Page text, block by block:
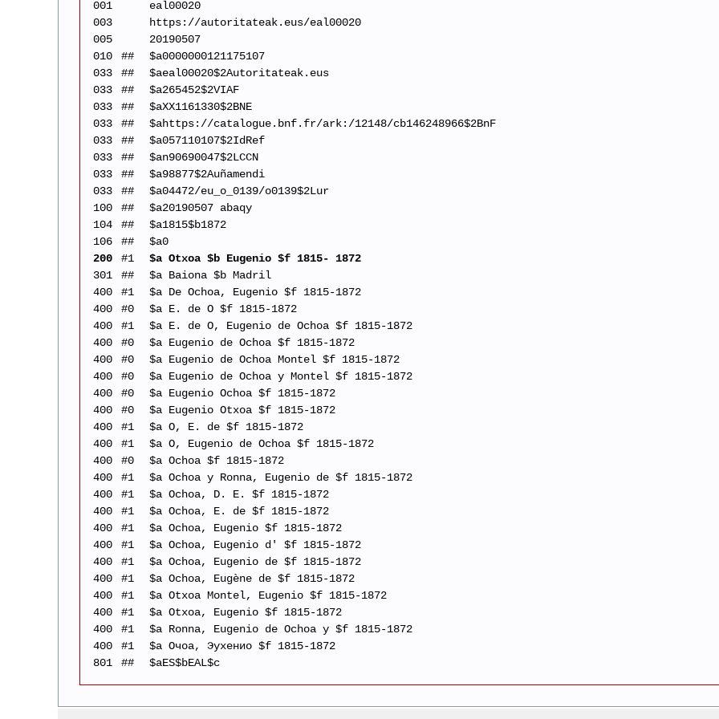
001
eal00020
003
https://autoritateak.eus/eal00020
005
20190507
010
##
$a0000000121175107
033
##
$aeal00020$2Autoritateak.eus
033
##
$a265452$2VIAF
033
##
$aXX1161330$2BNE
033
##
$ahttps://catalogue.bnf.fr/ark:/12148/cb146248966$2BnF
033
##
$a057110107$2IdRef
033
##
$an90690047$2LCCN
033
##
$a98877$2Auñamendi
033
##
$a04472/eu_o_0139/o0139$2Lur
100
##
$a20190507 abaqy
104
##
$a1815$b1872
106
##
$a0
200
#1
$a Otxoa $b Eugenio $f 1815- 1872
301
##
$a Baiona $b Madril
400
#1
$a De Ochoa, Eugenio $f 1815-1872
400
#0
$a E. de O $f 1815-1872
400
#1
$a E. de O, Eugenio de Ochoa $f 1815-1872
400
#0
$a Eugenio de Ochoa $f 1815-1872
400
#0
$a Eugenio de Ochoa Montel $f 1815-1872
400
#0
$a Eugenio de Ochoa y Montel $f 1815-1872
400
#0
$a Eugenio Ochoa $f 1815-1872
400
#0
$a Eugenio Otxoa $f 1815-1872
400
#1
$a O, E. de $f 1815-1872
400
#1
$a O, Eugenio de Ochoa $f 1815-1872
400
#0
$a Ochoa $f 1815-1872
400
#1
$a Ochoa y Ronna, Eugenio de $f 1815-1872
400
#1
$a Ochoa, D. E. $f 1815-1872
400
#1
$a Ochoa, E. de $f 1815-1872
400
#1
$a Ochoa, Eugenio $f 1815-1872
400
#1
$a Ochoa, Eugenio d' $f 1815-1872
400
#1
$a Ochoa, Eugenio de $f 1815-1872
400
#1
$a Ochoa, Eugène de $f 1815-1872
400
#1
$a Otxoa Montel, Eugenio $f 1815-1872
400
#1
$a Otxoa, Eugenio $f 1815-1872
400
#1
$a Ronna, Eugenio de Ochoa y $f 1815-1872
400
#1
$a Очоа, Эухенио $f 1815-1872
801
## $aES$bEAL$c